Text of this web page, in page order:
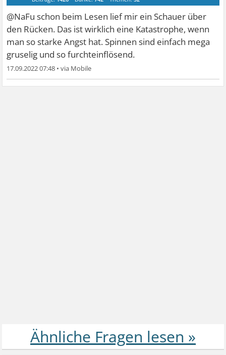
@NaFu schon beim Lesen lief mir ein Schauer über
den Rücken. Das ist wirklich eine Katastrophe, wenn
man so starke Angst hat. Spinnen sind einfach mega
gruselig und so furchteinflösend.
17.09.2022 07:48 •